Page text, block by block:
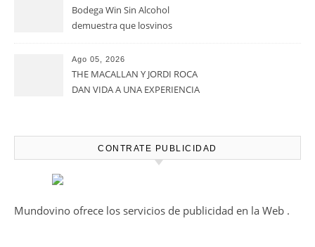
vitivinícola
Bodega Win Sin Alcohol
demuestra que losvinos
calidadcomienzan a diseñarse
en el viñedo
Ago 05, 2026
THE MACALLAN Y JORDI ROCA
DAN VIDA A UNA EXPERIENCIA
HARMONY COLLECTION
CONTRATE PUBLICIDAD
Mundovino ofrece los servicios de publicidad en la Web .